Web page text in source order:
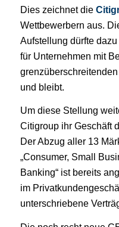
Dies zeichnet die
Wettbewerbern aus.
Aufstellung dürfte
für Unternehmen mit
und bleibt.
Um diese Stellung
Citigroup ihr Geschäft
Der Abzug aller 13
„Consumer, Small
Banking“ ist bereits
im
unterschriebene